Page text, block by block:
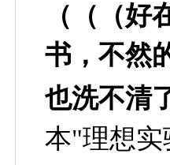
（（（
书，不然
也洗不清
本"理想